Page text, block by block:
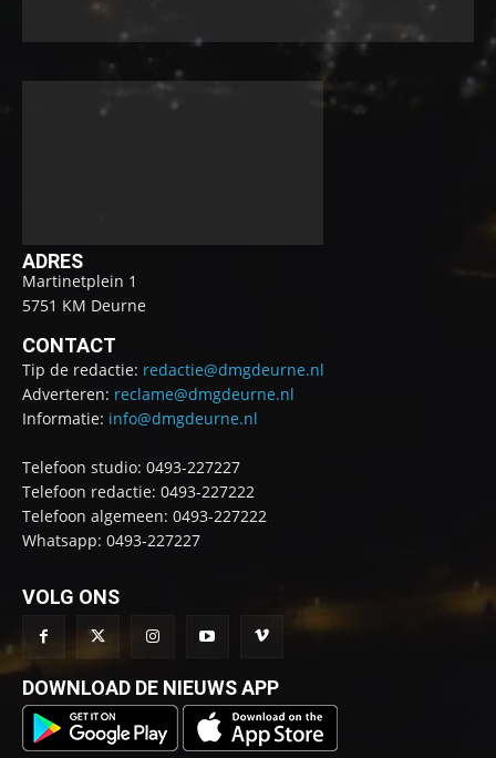
ADRES
Martinetplein 1
5751 KM Deurne
CONTACT
Tip de redactie: redactie@dmgdeurne.nl
Adverteren: reclame@dmgdeurne.nl
Informatie: info@dmgdeurne.nl
Telefoon studio: 0493-227227
Telefoon redactie: 0493-227222
Telefoon algemeen: 0493-227222
Whatsapp: 0493-227227
VOLG ONS
DOWNLOAD DE NIEUWS APP